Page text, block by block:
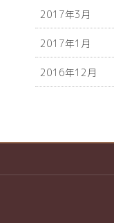
2017年3月
2017年1月
2016年12月